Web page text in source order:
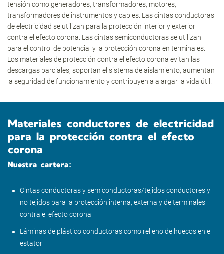
tensión como generadores, transformadores, motores,
transformadores de instrumentos y cables. Las cintas conductoras
de electricidad se utilizan para la protección interior y exterior
contra el efecto corona. Las cintas semiconductoras se utilizan
para el control de potencial y la protección corona en terminales.
Los materiales de protección contra el efecto corona evitan las
descargas parciales, soportan el sistema de aislamiento, aumentan
la seguridad de funcionamiento y contribuyen a alargar la vida útil.
Materiales conductores de electricidad
para la protección contra el efecto
corona
Nuestra cartera:
Cintas conductoras y semiconductoras/tejidos conductores y
no tejidos para la protección interna, externa y de terminales
contra el efecto corona
Láminas de plástico conductoras como relleno de huecos en el
estator